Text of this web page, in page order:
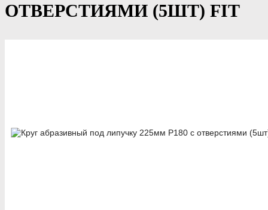
ОТВЕРСТИЯМИ (5ШТ) FIT